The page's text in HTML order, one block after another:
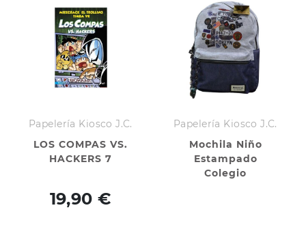
Papelería Kiosco J.C.
LOS COMPAS VS.
HACKERS 7
19,90 €
Papelería Kiosco J.C.
Mochila Niño
Estampado
Colegio